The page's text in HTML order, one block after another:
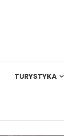
TURYSTYKA